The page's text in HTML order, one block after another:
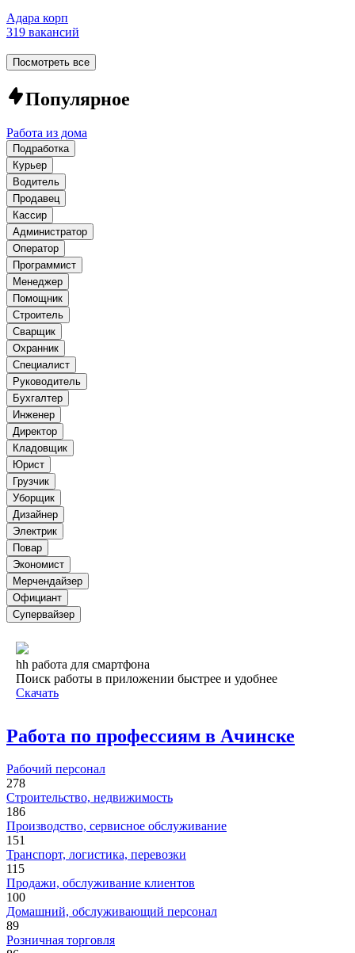
Адара корп
319 вакансий
Посмотреть все
Популярное
Работа из дома
Подработка
Курьер
Водитель
Продавец
Кассир
Администратор
Оператор
Программист
Менеджер
Помощник
Строитель
Сварщик
Охранник
Специалист
Руководитель
Бухгалтер
Инженер
Директор
Кладовщик
Юрист
Грузчик
Уборщик
Дизайнер
Электрик
Повар
Экономист
Мерчендайзер
Официант
Супервайзер
hh работа для смартфона
Поиск работы в приложении быстрее и удобнее
Скачать
Работа по профессиям в Ачинске
Рабочий персонал
278
Строительство, недвижимость
186
Производство, сервисное обслуживание
151
Транспорт, логистика, перевозки
115
Продажи, обслуживание клиентов
100
Домашний, обслуживающий персонал
89
Розничная торговля